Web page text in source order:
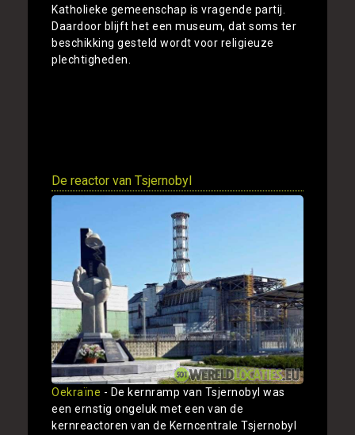
Katholieke gemeenschap is vragende partij.
Daardoor blijft het een museum, dat soms ter
beschikking gesteld wordt voor religieuze
plechtigheden.
De reactor van Tsjernobyl
Oekraïne - De kernramp van Tsjernobyl was
een ernstig ongeluk met een van de
kernreactoren van de Kerncentrale Tsjernobyl